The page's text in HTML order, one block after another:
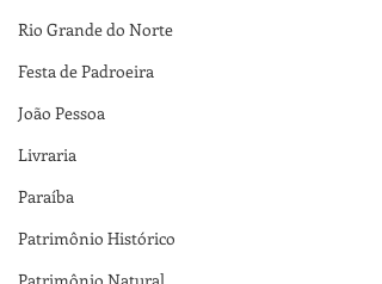
Rio Grande do Norte
Festa de Padroeira
João Pessoa
Livraria
Paraíba
Patrimônio Histórico